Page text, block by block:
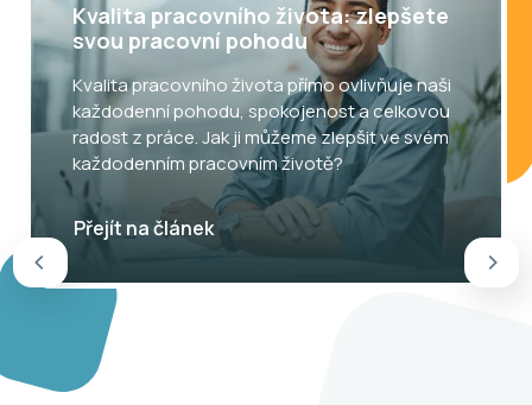
Kvalita pracovního života: zlepšete
svou pracovní pohodu
Kvalita pracovního života přímo ovlivňuje naši
každodenní pohodu, spokojenost a celkovou
radost z práce. Jak ji můžeme zlepšit ve svém
každodenním pracovním životě?
Přejít na článek